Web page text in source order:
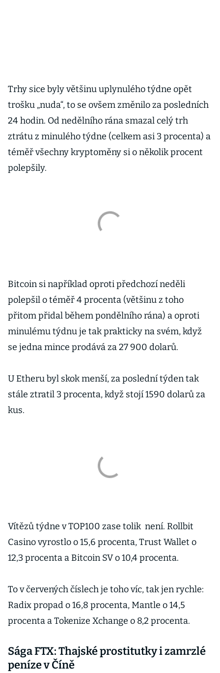
Trhy sice byly většinu uplynulého týdne opět
trošku „nuda“, to se ovšem změnilo za posledních
24 hodin. Od nedělního rána smazal celý trh
ztrátu z minulého týdne (celkem asi 3 procenta) a
téměř všechny kryptoměny si o několik procent
polepšily.
Bitcoin si například oproti předchozí neděli
polepšil o téměř 4 procenta (většinu z toho
přitom přidal během pondělního rána) a oproti
minulému týdnu je tak prakticky na svém, když
se jedna mince prodává za 27 900 dolarů.
U Etheru byl skok menší, za poslední týden tak
stále ztratil 3 procenta, když stojí 1590 dolarů za
kus.
Vítězů týdne v TOP100 zase tolik není. Rollbit
Casino vyrostlo o 15,6 procenta, Trust Wallet o
12,3 procenta a Bitcoin SV o 10,4 procenta.
To v červených číslech je toho víc, tak jen rychle:
Radix propad o 16,8 procenta, Mantle o 14,5
procenta a Tokenize Xchange o 8,2 procenta.
Sága FTX: Thajské prostitutky i zamrzlé
peníze v Číně